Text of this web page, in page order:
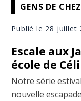
GENS DE
Publié le 28 juillet
Escale aux
école de
Notre série
nouvelle